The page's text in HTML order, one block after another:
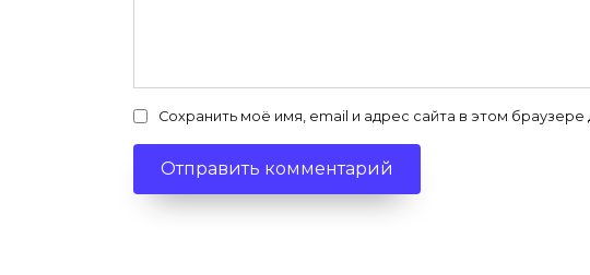
Сохранить моё имя, email и адрес сайта в этом